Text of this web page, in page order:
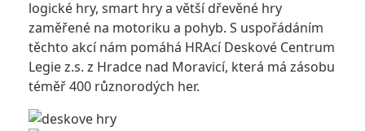
logické hry, smart hry a větší dřevěné hry
zaměřené na motoriku a pohyb. S uspořádáním
těchto akcí nám pomáhá HRAcí Deskové Centrum
Legie z.s. z Hradce nad Moravicí, která má zásobu
téměř 400 různorodých her.